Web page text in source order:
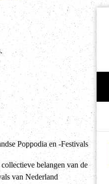
Poppodia en -Festivals
belangen van de
van Nederland